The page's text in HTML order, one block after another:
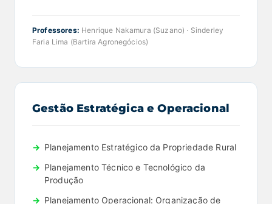
Professores: Henrique Nakamura (Suzano) · Sinderley
Faria Lima (Bartira Agronegócios)
Gestão Estratégica e Operacional
Planejamento Estratégico da Propriedade Rural
Planejamento Técnico e Tecnológico da
Produção
Planejamento Operacional: Organização de